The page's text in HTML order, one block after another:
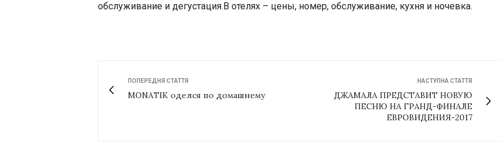
обслуживание и дегустация.В отелях – цены, номер, обслуживание, кухня и ночевка.
ПОПЕРЕДНЯ СТАТТЯ
MONATIK оделся по домашнему
НАСТУПНА СТАТТЯ
ДЖАМАЛА ПРЕДСТАВИТ НОВУЮ
ПЕСНЮ НА ГРАНД-ФИНАЛЕ
ЕВРОВИДЕНИЯ-2017